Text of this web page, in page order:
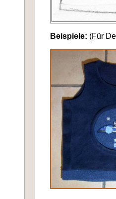
Beispiele: (Für